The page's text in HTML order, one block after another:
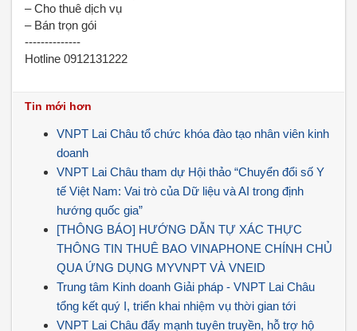
– Cho thuê dịch vụ
– Bán trọn gói
--------------
Hotline 0912131222
Tin mới hơn
VNPT Lai Châu tổ chức khóa đào tạo nhân viên kinh
doanh
VNPT Lai Châu tham dự Hội thảo “Chuyển đổi số Y
tế Việt Nam: Vai trò của Dữ liệu và AI trong định
hướng quốc gia”
[THÔNG BÁO] HƯỚNG DẪN TỰ XÁC THỰC
THÔNG TIN THUÊ BAO VINAPHONE CHÍNH CHỦ
QUA ỨNG DỤNG MYVNPT VÀ VNEID
Trung tâm Kinh doanh Giải pháp - VNPT Lai Châu
tổng kết quý I, triển khai nhiệm vụ thời gian tới
VNPT Lai Châu đẩy mạnh tuyên truyền, hỗ trợ hộ